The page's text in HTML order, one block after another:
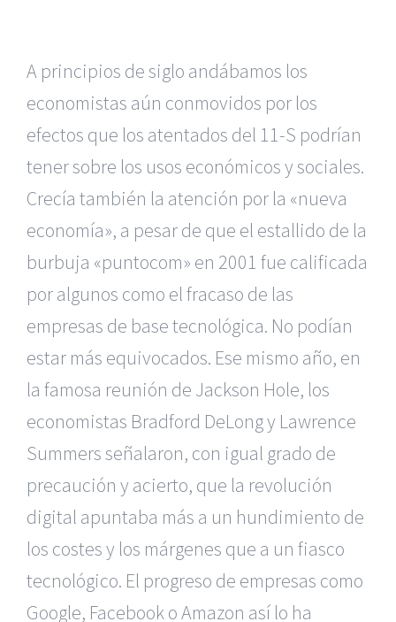
A principios de siglo andábamos los
economistas aún conmovidos por los
efectos que los atentados del 11-S podrían
tener sobre los usos económicos y sociales.
Crecía también la atención por la «nueva
economía», a pesar de que el estallido de la
burbuja «puntocom» en 2001 fue calificada
por algunos como el fracaso de las
empresas de base tecnológica. No podían
estar más equivocados. Ese mismo año, en
la famosa reunión de Jackson Hole, los
economistas Bradford DeLong y Lawrence
Summers señalaron, con igual grado de
precaución y acierto, que la revolución
digital apuntaba más a un hundimiento de
los costes y los márgenes que a un fiasco
tecnológico. El progreso de empresas como
Google, Facebook o Amazon así lo ha